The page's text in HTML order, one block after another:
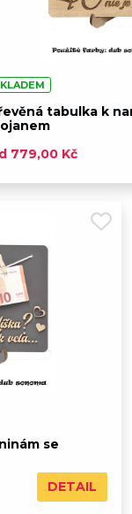
tabulka k
779,00 Kč
se
DETAIL